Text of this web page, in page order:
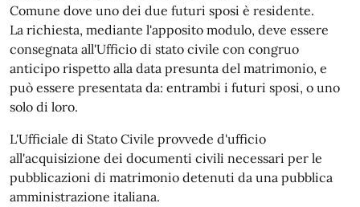
Comune dove uno dei due futuri sposi è residente.
La richiesta, mediante l'apposito modulo, deve essere
consegnata all'Ufficio di stato civile con congruo
anticipo rispetto alla data presunta del matrimonio, e
può essere presentata da: entrambi i futuri sposi, o uno
solo di loro.
L'Ufficiale di Stato Civile provvede d'ufficio
all'acquisizione dei documenti civili necessari per le
pubblicazioni di matrimonio detenuti da una pubblica
amministrazione italiana.